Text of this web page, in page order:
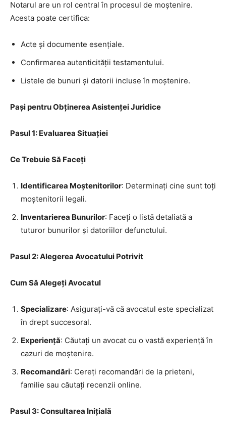
Notarul are un rol central în procesul de moștenire.
Acesta poate certifica:
Acte și documente esențiale.
Confirmarea autenticității testamentului.
Listele de bunuri și datorii incluse în moștenire.
Pași pentru Obținerea Asistenței Juridice
Pasul 1: Evaluarea Situației
Ce Trebuie Să Faceți
Identificarea Moștenitorilor: Determinați cine sunt toți
moștenitorii legali.
Inventarierea Bunurilor: Faceți o listă detaliată a
tuturor bunurilor și datoriilor defunctului.
Pasul 2: Alegerea Avocatului Potrivit
Cum Să Alegeți Avocatul
Specializare: Asigurați-vă că avocatul este specializat
în drept succesoral.
Experiență: Căutați un avocat cu o vastă experiență în
cazuri de moștenire.
Recomandări: Cereți recomandări de la prieteni,
familie sau căutați recenzii online.
Pasul 3: Consultarea Inițială